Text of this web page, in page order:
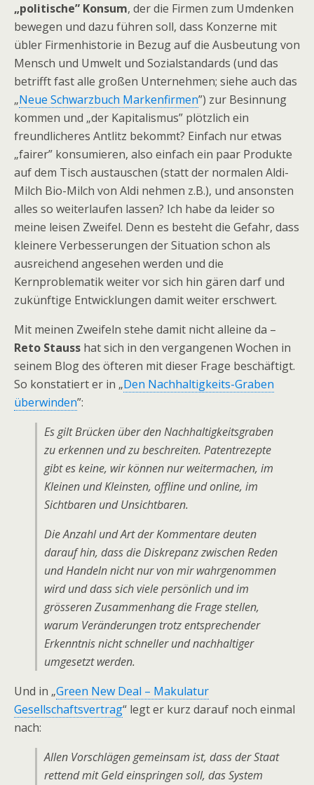
„politische” Konsum, der die Firmen zum Umdenken
bewegen und dazu führen soll, dass Konzerne mit
übler Firmenhistorie in Bezug auf die Ausbeutung von
Mensch und Umwelt und Sozialstandards (und das
betrifft fast alle großen Unternehmen; siehe auch das
„Neue Schwarzbuch Markenfirmen”) zur Besinnung
kommen und „der Kapitalismus” plötzlich ein
freundlicheres Antlitz bekommt? Einfach nur etwas
„fairer” konsumieren, also einfach ein paar Produkte
auf dem Tisch austauschen (statt der normalen Aldi-
Milch Bio-Milch von Aldi nehmen z.B.), und ansonsten
alles so weiterlaufen lassen? Ich habe da leider so
meine leisen Zweifel. Denn es besteht die Gefahr, dass
kleinere Verbesserungen der Situation schon als
ausreichend angesehen werden und die
Kernproblematik weiter vor sich hin gären darf und
zukünftige Entwicklungen damit weiter erschwert.
Mit meinen Zweifeln stehe damit nicht alleine da –
Reto Stauss hat sich in den vergangenen Wochen in
seinem Blog des öfteren mit dieser Frage beschäftigt.
So konstatiert er in „Den Nachhaltigkeits-Graben
überwinden”:
Es gilt Brücken über den Nachhaltigkeitsgraben
zu erkennen und zu beschreiten. Patentrezepte
gibt es keine, wir können nur weitermachen, im
Kleinen und Kleinsten, offline und online, im
Sichtbaren und Unsichtbaren.
Die Anzahl und Art der Kommentare deuten
darauf hin, dass die Diskrepanz zwischen Reden
und Handeln nicht nur von mir wahrgenommen
wird und dass sich viele persönlich und im
grösseren Zusammenhang die Frage stellen,
warum Veränderungen trotz entsprechender
Erkenntnis nicht schneller und nachhaltiger
umgesetzt werden.
Und in „Green New Deal – Makulatur
Gesellschaftsvertrag“ legt er kurz darauf noch einmal
nach:
Allen Vorschlägen gemeinsam ist, dass der Staat
rettend mit Geld einspringen soll, das System